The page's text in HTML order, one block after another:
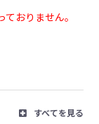
おりません。
すべてを見る